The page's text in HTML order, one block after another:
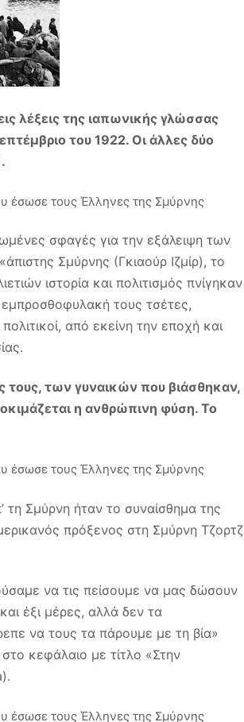
λέξεις της ιαπωνικής γλώσσας
του 1922. Οι άλλες δύο
σφαγές για την εξάλειψη των
Σμύρνης (Γκιαούρ Ιζμίρ), το
ιστορία και πολιτισμός πνίγηκαν
τους τσέτες,
από εκείνη την εποχή και
τους, των γυναικών που βιάσθηκαν,
η ανθρώπινη φύση. Το
Σμύρνη ήταν το συναίσθημα της
πρόξενος στη Σμύρνη Τζορτζ
να τις πείσουμε να μας δώσουν
έξι μέρες, αλλά δεν τα
να τους τα πάρουμε με τη βία»
κεφάλαιο με τίτλο «Στην